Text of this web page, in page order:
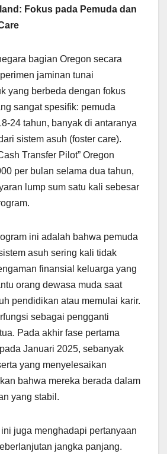
Fokus pada Pemuda dan
bagian Oregon secara
jaminan tunai
yang berbeda dengan fokus
sangat spesifik: pemuda
24 tahun, banyak di antaranya
sistem asuh (foster care).
Transfer Pilot” Oregon
per bulan selama dua tahun,
lump sum satu kali sebesar
ini adalah bahwa pemuda
asuh sering kali tidak
finansial keluarga yang
orang dewasa muda saat
pendidikan atau memulai karir.
sebagai pengganti
Pada akhir fase pertama
Januari 2025, sebanyak
yang menyelesaikan
bahwa mereka berada dalam
yang stabil.
juga menghadapi pertanyaan
jangka panjang.